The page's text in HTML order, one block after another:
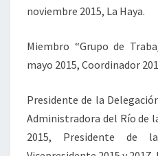
noviembre 2015, La Haya.
Miembro “Grupo de
mayo 2015, Coordinador
Presidente de la
Administradora del Río de
2015, Presidente de